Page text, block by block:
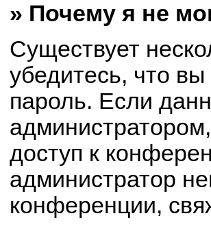
» Почему я не
Существует
убедитесь, что
пароль. Если
доступ к
администратор
конференции,